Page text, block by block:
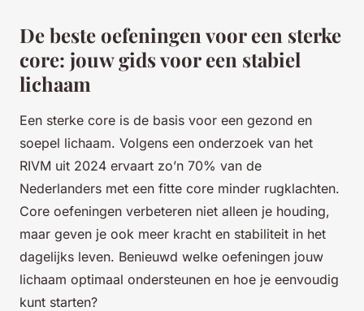
De beste oefeningen voor een sterke
core: jouw gids voor een stabiel
lichaam
Een sterke core is de basis voor een gezond en
soepel lichaam. Volgens een onderzoek van het
RIVM uit 2024 ervaart zo’n 70% van de
Nederlanders met een fitte core minder rugklachten.
Core oefeningen verbeteren niet alleen je houding,
maar geven je ook meer kracht en stabiliteit in het
dagelijks leven. Benieuwd welke oefeningen jouw
lichaam optimaal ondersteunen en hoe je eenvoudig
kunt starten?